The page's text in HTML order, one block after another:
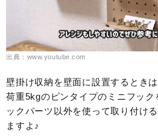
出典：www.youtube.com
壁掛け収納を壁面に設置するとき
荷重5kgのピンタイプのミニフック
ックパーツ以外を使って取り付け
ますよ♪